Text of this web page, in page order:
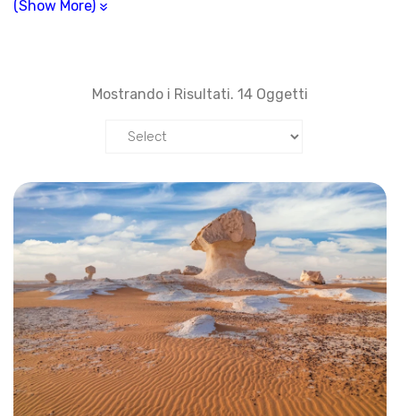
I safari tour di Adventure in Egitto ti permettono di
vivere le vaste dune e la vita tranquilla dei beduini.
altre opzioni per garantire ai visitatori il massimo
piacere dal loro safari nel deserto. Partecipa a tour
guidati culturali e panoramici che ti presentano la
storia e la bellezza della regione per una giornata
speciale che meriti.
Puoi fareviaggi in famiglia in Egittoe goderti safari
con la tua famiglia per un'esperienza senza pari. Puoi
anche viaggiare nel deserto durante ilNatale e il
Capodanno.
Cose che Vivi Solo in un Safari a Hurghada
(Show More)
Mostrando i Risultati. 14 Oggetti